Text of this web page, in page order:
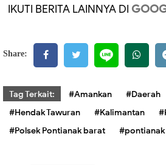
IKUTI BERITA LAINNYA DI
Share:
Tag Terkait: #Amankan #Daerah
#Hendak Tawuran
#Kalimantan
#Polsek Pontianak barat
#pontianak